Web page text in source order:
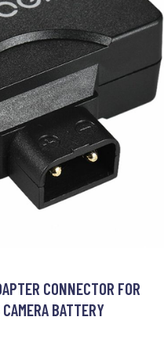
CONNECTOR FOR
BATTERY